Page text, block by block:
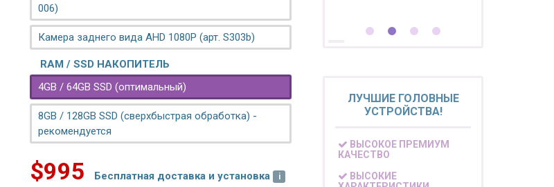
006)
Камера заднего вида AHD 1080P (арт. S303b)
RAM / SSD НАКОПИТЕЛЬ
4GB / 64GB SSD (оптимальный)
8GB / 128GB SSD (сверхбыстрая обработка) -
рекомендуется
$995 Бесплатная доставка и установка
ЛУЧШИЕ ГОЛОВНЫЕ
УСТРОЙСТВА!
ВЫСОКОЕ ПРЕМИУМ
КАЧЕСТВО
ВЫСОКИЕ